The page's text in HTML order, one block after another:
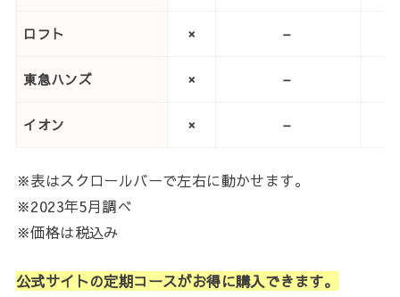
ロフト × –
東急ハンズ × –
イオン × –
※表はスクロールバーで左右に動かせます。
※2023年5月調べ
※価格は税込み
公式サイトの定期コースがお得に購入できます。